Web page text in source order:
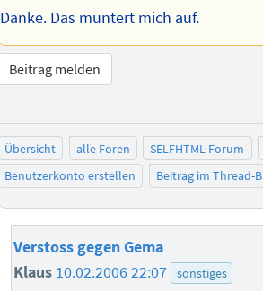
Danke. Das muntert mich auf.
Beitrag melden
Übersicht alle Foren
SELFHTML-Forum
Benutzerkonto erstellen
Beitrag im Thread-
Verstoss gegen Gema
Klaus 10.02.2006 22:07 sonstiges